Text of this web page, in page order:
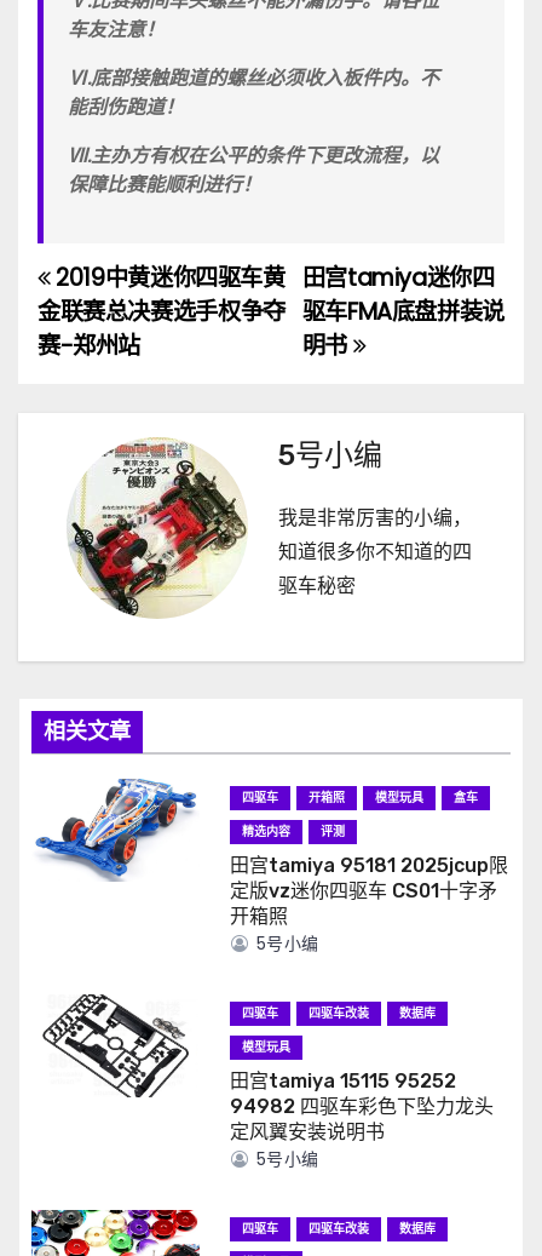
车友注意！
Ⅵ.底部接触跑道的螺丝必须收入板件内。不
能刮伤跑道！
Ⅶ.主办方有权在公平的条件下更改流程，以
保障比赛能顺利进行！
文
章
田宫tamiya迷你四
驱车FMA底盘拼装说
明书
2019中黄迷你四驱车黄
金联赛总决赛选手权争夺
赛-郑州站
5号小编
我是非常厉害的小编，
知道很多你不知道的四
驱车秘密
相关文章
四驱车 开箱照 模型玩具
盒车
精选内容
评测
田宫tamiya 95181 2025jcup限
定版vz迷你四驱车 CS01十字矛
开箱照
5号小编
四驱车 四驱车改装
数据库
模型玩具
田宫tamiya 15115 95252
94982 四驱车彩色下坠力龙头
定风翼安装说明书
5号小编
四驱车 四驱车改装
数据库